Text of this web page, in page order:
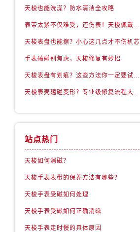
天梭也能洗澡？防水清洁全攻略
天梭表盘也能擦？小心这几点才不伤机芯
手表磕碰别焦虑，天梭修复有妙招
站点热门
天梭如何消磁？
天梭手表表带的保养方法有哪些？
天梭手表受磁如何处理
天梭手表受磁如何正确消磁
天梭手表走时慢的具体原因